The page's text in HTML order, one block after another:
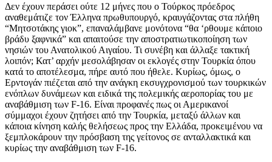
Δεν έχουν περάσει ούτε 12 μήνες που ο Τούρκος πρόεδρος
αναθεμάτιζε τον Έλληνα πρωθυπουργό, κραυγάζοντας στα πλήθη
“Μητσοτάκης γιοκ”, επαναλάμβανε μονότονα “θα ‘ρθουμε κάποιο
βράδυ ξαφνικά” και απαιτούσε την αποστρατιωτικοποίηση των
νησιών του Ανατολικού Αιγαίου. Τι συνέβη και άλλαξε τακτική
λοιπόν; Κατ’ αρχήν μεσολάβησαν οι εκλογές στην Τουρκία όπου
κατά το αποτέλεσμα, πήρε αυτό που ήθελε. Κυρίως, όμως, ο
Ερντογάν πιέζεται από την ανάγκη εκσυγχρονισμού των τουρκικών
ενόπλων δυνάμεων και ειδικά της πολεμικής αεροπορίας του με
αναβάθμιση των F-16. Είναι προφανές πως οι Αμερικανοί
σύμμαχοι έχουν ζητήσει από την Τουρκία, μεταξύ άλλων και
κάποια κίνηση καλής θελήσεως προς την Ελλάδα, προκειμένου να
ξεμπλοκάρουν την πρόσβαση της γείτονος σε ανταλλακτικά και
κυρίως την αναβάθμιση των F-16.